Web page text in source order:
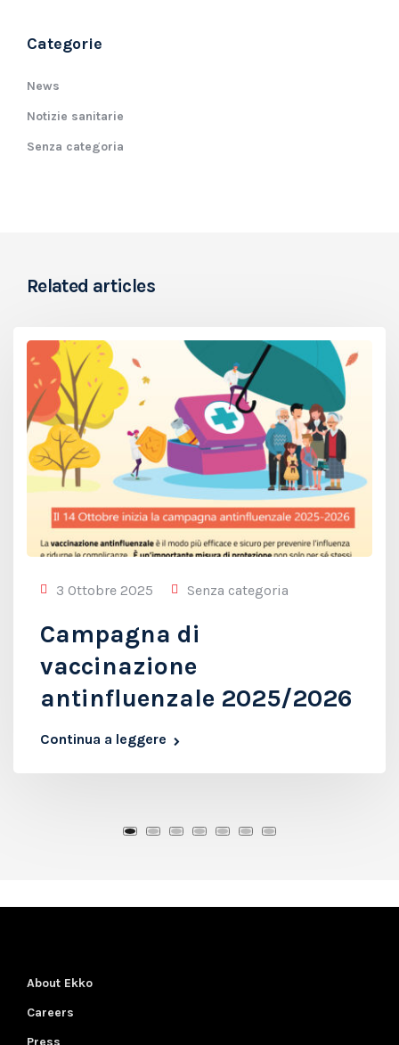
Categorie
News
Notizie sanitarie
Senza categoria
Related articles
3 Ottobre 2025 Senza categoria
Campagna di
vaccinazione
antinfluenzale 2025/2026
Continua a leggere
About Ekko
Careers
Press